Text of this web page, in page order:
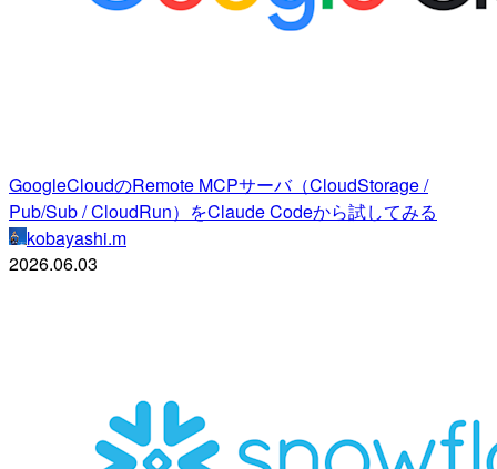
GoogleCloudのRemote MCPサーバ（CloudStorage /
Pub/Sub / CloudRun）をClaude Codeから試してみる
kobayashi.m
2026.06.03